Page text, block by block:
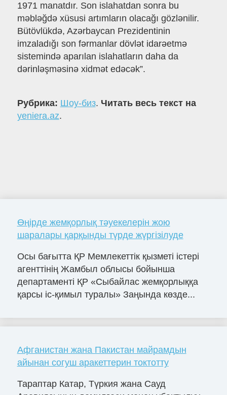
1971 manatdır. Son islahatdan sonra bu
məbləğdə xüsusi artımların olacağı gözlənilir.
Bütövlükdə, Azərbaycan Prezidentinin
imzaladığı son fərmanlar dövlət idarəetmə
sistemində aparılan islahatların daha da
dərinləşməsinə xidmət edəcək”.
Рубрика: Шоу-биз. Читать весь текст на
yeniera.az.
Өңірде жемқорлық тәуекелерін жою
шаралары қарқынды түрде жүргізілуде
Осы бағытта ҚР Мемлекеттік қызметі істері
агенттінің Жамбыл облысы бойынша
департаменті ҚР «Сыбайлас жемқорлыққа
қарсы іс-қимыл туралы» Заңында көзде...
Афганистан жана Пакистан майрамдын
айынан согуш аракеттерин токтотту
Тараптар Катар, Түркия жана Сауд